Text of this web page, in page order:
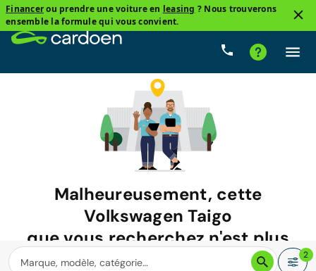
Financerou prendre une voiture en leasing ? Nous trouverons
ensemble la formule qui vous convient.
Malheureusement, cette
Volkswagen Taigo
que vous recherchez n'est plus
disponible.
2